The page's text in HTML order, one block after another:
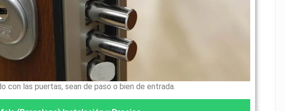
con las puertas, sean de paso o bien de entrada.